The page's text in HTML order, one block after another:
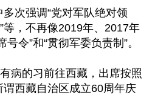
次强调“党对军队绝对领
等，不再像2019年、2017年
令”和“贯彻军委负责制”。
病的习前往西藏，出席按照
西藏自治区成立60周年庆